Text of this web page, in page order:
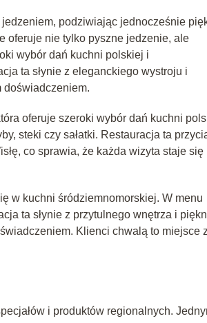
podziwiając jednocześnie
oferuje nie tylko pyszne jedzenie, ale
wybór dań kuchni polskiej i
ta słynie z eleganckiego wystroju i
doświadczeniem.
oferuje szeroki wybór dań kuchni
steki czy sałatki. Restauracja ta
co sprawia, że każda wizyta staje się
w kuchni śródziemnomorskiej. W menu
ta słynie z przytulnego wnętrza i
Klienci chwalą to miejsce
i produktów regionalnych.